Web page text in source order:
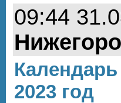
09:44
2023 год